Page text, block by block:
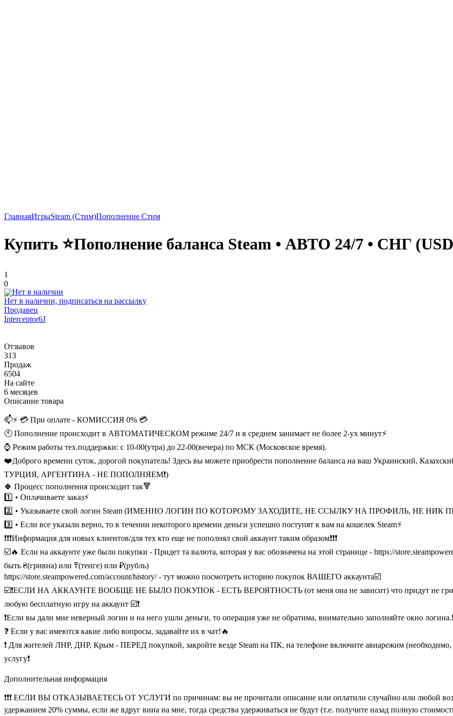
ГлавнаяИгрыSteam (Стим)Пополнение Стим
Купить ⭐Пополнение баланса Steam • АВТО 24/7 • СНГ
1
0
Нет в наличии, подписаться на рассылку
Продавец
Interceptor6J
Отзывов
313
Продаж
6504
На сайте
6 месяцев
Описание товара
📫⚡ 💳 При оплате - КОМИССИЯ 0% 💳
🕚 Пополнение происходит в АВТОМАТИЧЕСКОМ режиме 24/7 и в среднем занимает не более 2-ух минут⚡
⌚️ Режим работы тех.поддержки: с 10-00(утра) до 22-00(вечера) по МСК (Московское время).
❤️Доброго времени суток, дорогой покупатель! Здесь вы можете приобрести пополнение баланса на ваш Украинский,
ТУРЦИЯ, АРГЕНТИНА - НЕ ПОПОЛНЯЕМ❗)
🍀 Процесс пополнения происходит так🔻
1️⃣ • Оплачиваете заказ⚡
2️⃣ • Указываете свой логин Steam (ИМЕННО ЛОГИН ПО КОТОРОМУ ЗАХОДИТЕ, НЕ ССЫЛКУ НА ПРОФИЛЬ, НЕ НИК
3️⃣ • Если все указали верно, то в течении некоторого времени деньги успешно поступят к вам на кошелек Steam⚡
❗❗❗Информация для новых клиентов/для тех кто еще не пополнял свой аккаунт таким образом❗❗❗
☑️🔥 Если на аккаунте уже были покупки - Придет та валюта, которая у вас обозначена на этой странице - https://
быть ₴(гривна) или ₸(тенге) или ₽(рубль)
https://store.steampowered.com/account/history/ - тут можно посмотреть историю покупок ВАШЕГО аккаунта☑️
☑️❗ЕСЛИ НА АККАУНТЕ ВООБЩЕ НЕ БЫЛО ПОКУПОК - ЕСТЬ ВЕРОЯТНОСТЬ (от меня она не зависит) что придут не гривны,
любую бесплатную игру на аккаунт ☑️❗
❗Если вы дали мне неверный логин и на него ушли деньги, то операция уже не обратима, внимательно заполняйте окно
❓ Если у вас имеются какие либо вопросы, задавайте их в чат!🔥
❗ Для жителей ЛНР, ДНР, Крым - ПЕРЕД покупкой, закройте везде Steam на ПК, на телефоне включите авиарежим (необходимо,
услугу❗
Дополнительная информация
❗❗❗ ЕСЛИ ВЫ ОТКАЗЫВАЕТЕСЬ ОТ УСЛУГИ по причинам: вы не прочитали описание или оплатили случайно или любой
удержанием 20% суммы, если же вдруг вина на мне, тогда средства удерживаться не будут (т.е. получите назад полную